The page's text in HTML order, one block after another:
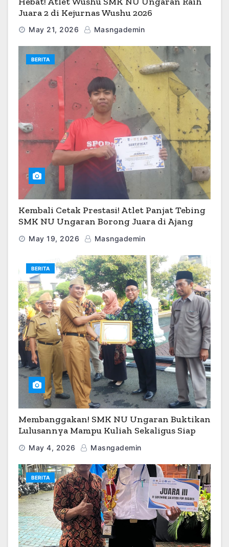
Juara 2 di Kejurnas Wushu 2026
May 21, 2026 Masngademin
BERITA
Kembali Cetak Prestasi! Atlet Panjat Tebing
SMK NU Ungaran Borong Juara di Ajang
May 19, 2026 Masngademin
BERITA
Membanggakan! SMK NU Ungaran Buktikan
Lulusannya Mampu Kuliah Sekaligus Siap
May 4, 2026 Masngademin
BERITA